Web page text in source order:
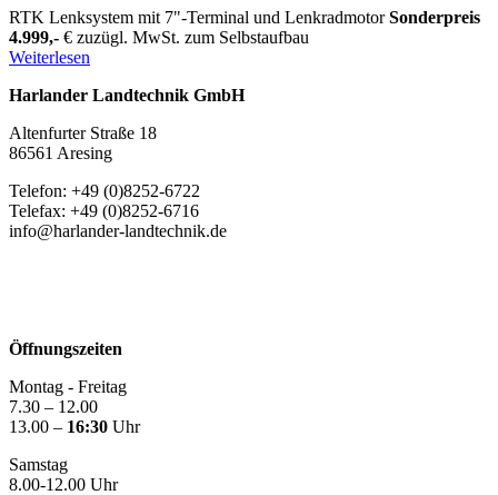
RTK Lenksystem mit 7"-Terminal und LenkradmotorSonderpreis
4.999,- € zuzügl. MwSt. zum Selbstaufbau
Weiterlesen
Harlander Landtechnik GmbH
Altenfurter Straße 18
86561 Aresing
Telefon: +49 (0)8252-6722
Telefax: +49 (0)8252-6716
info@harlander-landtechnik.de
Öffnungszeiten
Montag - Freitag
7.30 – 12.00
13.00 – 16:30 Uhr
Samstag
8.00-12.00 Uhr